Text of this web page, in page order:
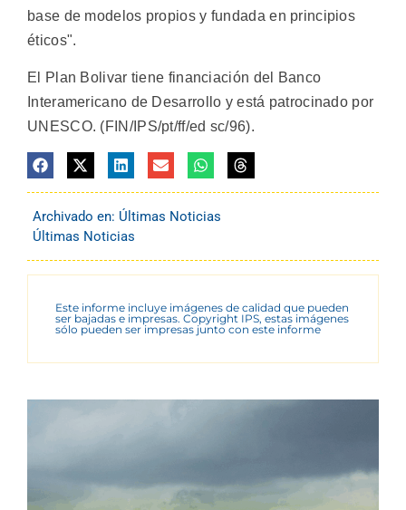
base de modelos propios y fundada en principios
éticos".
El Plan Bolivar tiene financiación del Banco
Interamericano de Desarrollo y está patrocinado por
UNESCO. (FIN/IPS/pt/ff/ed sc/96).
Archivado en: Últimas Noticias
Últimas Noticias
Este informe incluye imágenes de calidad que pueden
ser bajadas e impresas. Copyright IPS, estas imágenes
sólo pueden ser impresas junto con este informe